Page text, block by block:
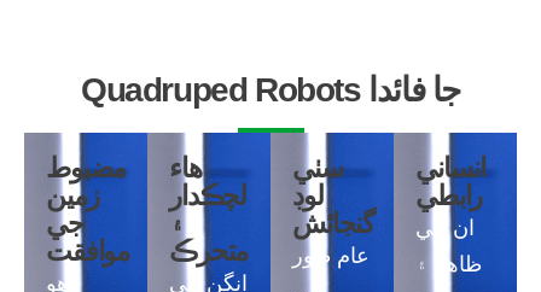
Quadruped Robots جا فائدا
مضبوط
زمين
جي
موافقت
اهو
هاء
لچڪدار
۽
متحرڪ
انگن جي
سٺي
لوڊ
گنجائش
عام طور
انساني
رابطي
ان جي
ظاهر ۽